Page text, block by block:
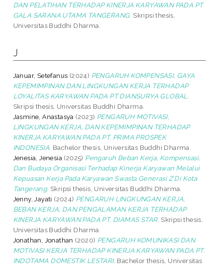
DAN PELATIHAN TERHADAP KINERJA KARYAWAN PADA PT
GALA SARANA UTAMA TANGERANG. Skripsi thesis,
Universitas Buddhi Dharma.
J
Januar, Setefanus (2024) PENGARUH KOMPENSASI, GAYA
KEPEMIMPINAN DAN LINGKUNGAN KERJA TERHADAP
LOYALITAS KARYAWAN PADA PT DIANSURYA GLOBAL.
Skripsi thesis, Universitas Buddhi Dharma.
Jasmine, Anastasya (2023) PENGARUH MOTIVASI,
LINGKUNGAN KERJA, DAN KEPEMIMPINAN TERHADAP
KINERJA KARYAWAN PADA PT. PRIMA PROSPEK
INDONESIA. Bachelor thesis, Universitas Buddhi Dharma.
Jenesia, Jenesia (2025) Pengaruh Beban Kerja, Kompensasi,
Dan Budaya Organisasi Terhadap Kinerja Karyawan Melalui
Kepuasan Kerja Pada Karyawan Swasta Generasi Z Di Kota
Tangerang. Skripsi thesis, Universitas Buddhi Dharma.
Jenny, Jayati (2024) PENGARUH LINGKUNGAN KERJA,
BEBAN KERJA, DAN PENGALAMAN KERJA TERHADAP
KINERJA KARYAWAN PADA PT. DIAMAS STAR. Skripsi thesis,
Universitas Buddhi Dharma.
Jonathan, Jonathan (2020) PENGARUH KOMUNIKASI DAN
MOTIVASI KERJA TERHADAP KINERJA KARYAWAN PADA PT.
INDOTAMA DOMESTIK LESTARI. Bachelor thesis, Universitas